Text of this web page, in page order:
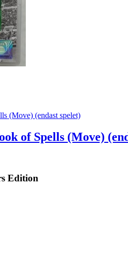
of Spells (Move)
Edition